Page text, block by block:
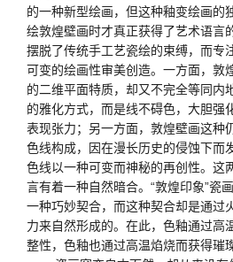
的一种新型绘画，但这种釉变绘画的
绘敦煌壁画时才真正获得了艺术语言
摆脱了传统手工艺瓷绘的束缚，而专
可变的绘画性审美创造。一方面，敦
的二维平面特质，却又不完全等同内
的雅化方式，而是线不碍色，大胆强
表现张力；另一方面，敦煌壁画这种
色线构成，因在漫长历史的侵蚀下而
色线以一种可变而神秘的再创性。这
言有着一种自然暗合。“敦煌印象”瓷
一种巧妙契合，而这种契合却是通
力来自然形成的。在此，色釉通过高
整性，色釉也通过高温焰烧而获得璀